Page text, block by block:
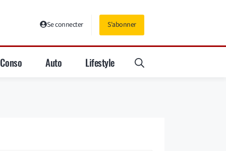
Se connecter S'abonner
Conso Auto Lifestyle